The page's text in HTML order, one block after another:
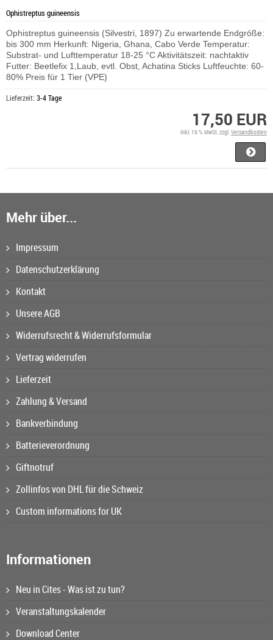
Ophistreptus guineensis
Ophistreptus guineensis (Silvestri, 1897) Zu erwartende Endgröße:
bis 300 mm Herkunft: Nigeria, Ghana, Cabo Verde Temperatur:
Substrat- und Lufttemperatur 18-25 °C Aktivitätszeit: nachtaktiv
Futter: Beetlefix 1,Laub, evtl. Obst, Achatina Sticks Luftfeuchte: 60-
80% Preis für 1 Tier (VPE)
Lieferzeit: 3-4 Tage
17,50 EUR
inkl. 19 % MwSt. zzgl.Versandkosten
Mehr über...
Impressum
Datenschutzerklärung
Kontakt
Unsere AGB
Widerrufsrecht & Widerrufsformular
Vertrag widerrufen
Lieferzeit
Zahlung & Versand
Bankverbindung
Batterieverordnung
Giftnotruf
Zollinfos von DHL für die Schweiz
Custom informations for UK
Informationen
Neu in Cites - Was ist zu tun?
Veranstaltungskalender
Download Center